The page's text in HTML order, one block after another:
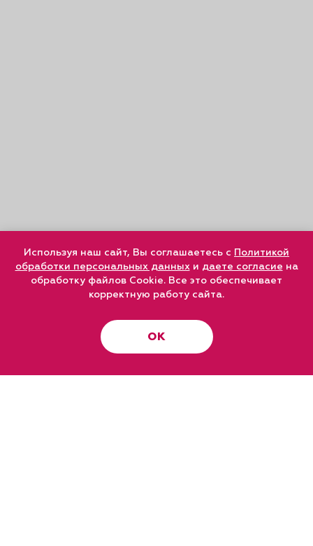
Используя наш сайт, Вы соглашаетесь с Политикой
обработки персональных данныхи даете согласие на
обработку файлов Cookie. Все это обеспечивает
корректную работу сайта.
ОК